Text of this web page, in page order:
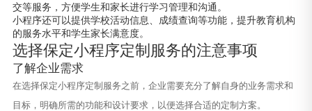
交等服务，方便学生和家长进行学习管理和沟通。
小程序还可以提供学校活动信息、成绩查询等功能，提升教育机构
的服务水平和学生家长满意度。
选择保定小程序定制服务的注意事项
了解企业需求
在选择保定小程序定制服务之前，企业需要充分了解自身的业务需求和
目标，明确所需的功能和设计要求，以便选择合适的定制方案。